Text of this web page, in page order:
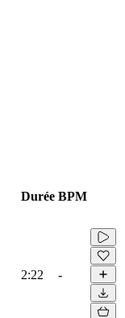
Durée BPM
2:22 -